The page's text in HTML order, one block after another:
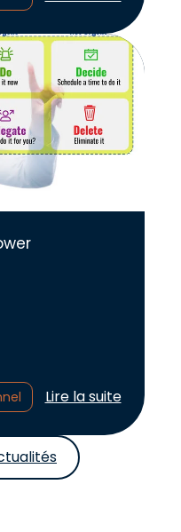
Lire l'article :
Lire la suite